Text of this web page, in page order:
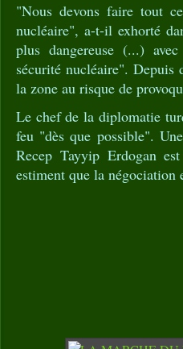
"Nous devons faire tout
nucléaire", a-t-il exhorté
plus dangereuse (...)
sécurité nucléaire". Depuis
la zone au risque de
Le chef de la diplomatie
feu "dès que possible".
Recep Tayyip Erdogan
estiment que la négociation